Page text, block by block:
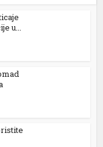
u...